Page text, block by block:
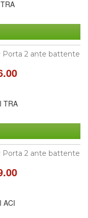
Porta 2 ante battente
TRA
Porta 2 ante battente
ACI